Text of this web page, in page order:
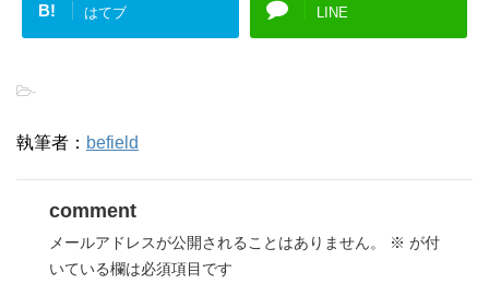
B! はてブ LINE
-
執筆者： befield
comment
メールアドレスが公開されることはありません。 ※ が付
いている欄は必須項目です